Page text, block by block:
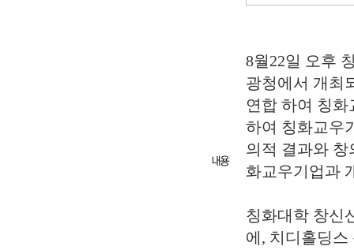
8월22일 오후
광청에서 개최
연합 하여 칭
하여 칭화교우
의적 결과와
화교우기업과
칭화대학 창신
에, 치디홀딩